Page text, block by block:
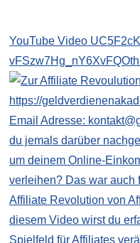
YouTube Video